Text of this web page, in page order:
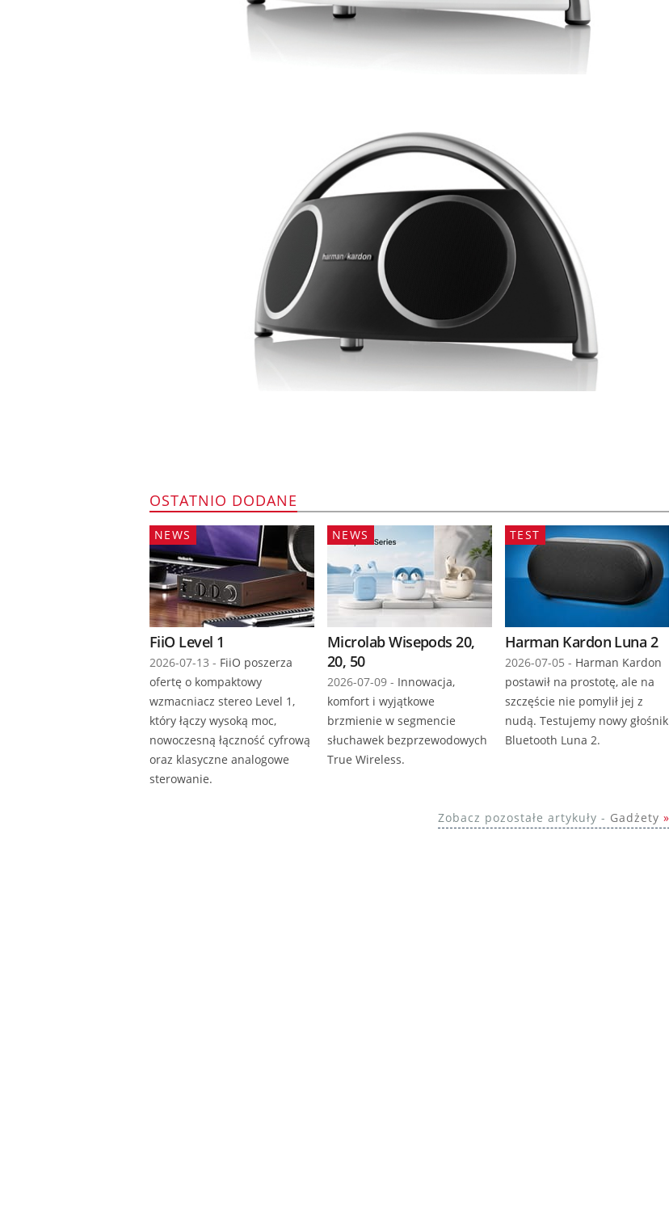
OSTATNIO DODANE
FiiO Level 1
2026-07-13 - FiiO poszerza
ofertę o kompaktowy
wzmacniacz stereo Level 1,
który łączy wysoką moc,
nowoczesną łączność cyfrową
oraz klasyczne analogowe
sterowanie.
NEWS
Microlab Wisepods 20,
20, 50
2026-07-09 - Innowacja,
komfort i wyjątkowe
brzmienie w segmencie
słuchawek bezprzewodowych
True Wireless.
NEWS
Harman Kardon Luna 2
2026-07-05 - Harman Kardon
postawił na prostotę, ale na
szczęście nie pomylił jej z
nudą. Testujemy nowy głośnik
Bluetooth Luna 2.
TEST
Zobacz pozostałe artykuły - Gadżety